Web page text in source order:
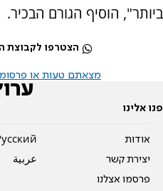
ביותר", הוסיף הגורם הבכיר.
הצטרפו לקבוצת
מצאתם טעות או
פנו אלינו
אודות
יצירת קשר
פרסמו אצלנו
عربية